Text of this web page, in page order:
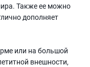
Также ее можно
дополняет
или на большой
внешности,